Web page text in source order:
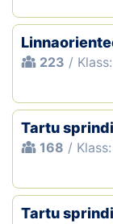
223 /
Tartu
168 /
Tartu